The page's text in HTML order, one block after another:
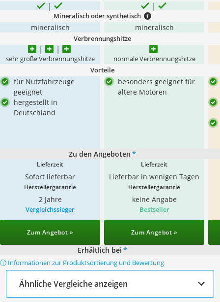
Mineralisch oder synthetisch
mineralisch mineralisch
Verbrennungshitze
sehr große Verbrennungshitze normale Verbrennungshitze
Vorteile
für Nutzfahrzeuge
geeignet
hergestellt in
Deutschland
besonders geeignet für
ältere Motoren
Zu den Angeboten *
Lieferzeit
Sofort lieferbar
Lieferzeit
Lieferbar in wenigen Tagen
Herstellergarantie
2 Jahre
Herstellergarantie
keine Angabe
Vergleichssieger
Zum Angebot »
Bestseller
Zum Angebot »
Erhältlich bei *
ⓘ Informationen zur Produktsortierung und Bewertung
Ähnliche Vergleiche anzeigen